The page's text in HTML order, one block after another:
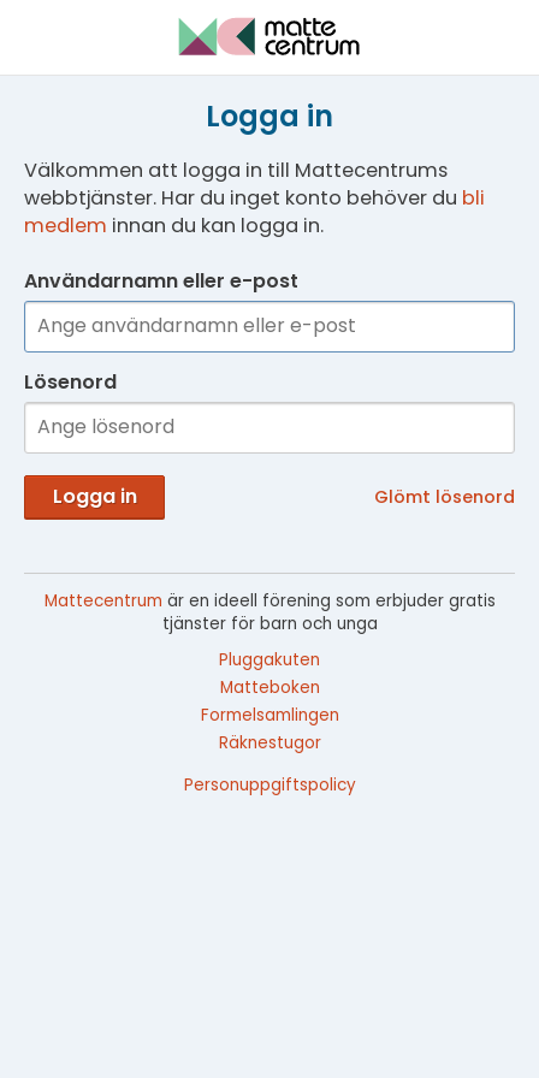
Logga in
Välkommen att logga in till Mattecentrums
webbtjänster. Har du inget konto behöver du bli
medlem innan du kan logga in.
Användarnamn eller e-post
Lösenord
Logga in Glömt lösenord
Mattecentrum är en ideell förening som erbjuder gratis
tjänster för barn och unga
Pluggakuten
Matteboken
Formelsamlingen
Räknestugor
Personuppgiftspolicy